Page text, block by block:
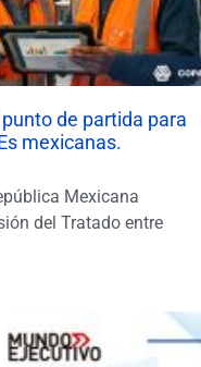
de partida para
mexicanas.
Mexicana
del Tratado entre